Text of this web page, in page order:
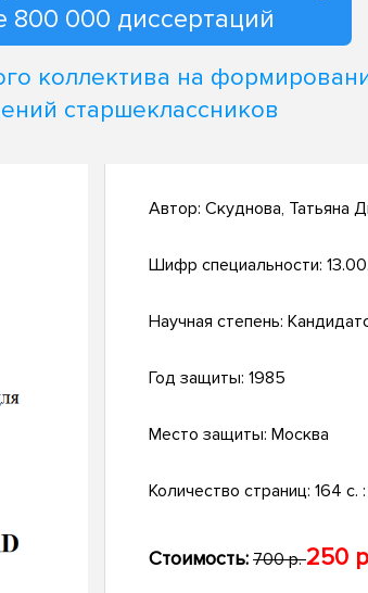
800 000 диссертаций
коллектива на
старшеклассников
Автор: Скуднова, Татьяна
Шифр специальности:
Научная степень:
Год защиты: 1985
Место защиты: Москва
Количество страниц: 164 c.
Стоимость: 700 р.250